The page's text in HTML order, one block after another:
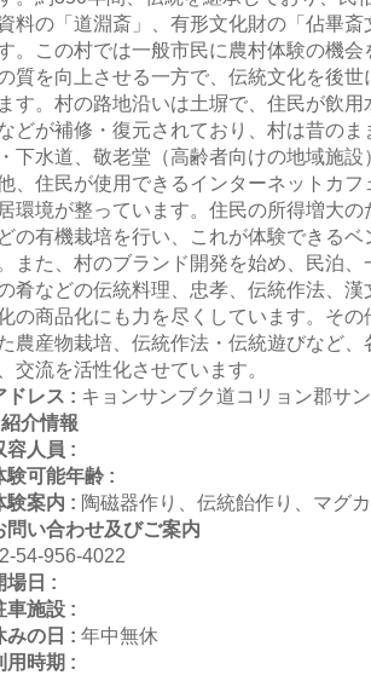
料の「道淵斎」、有形文化財の「佔畢
。この村では一般市民に農村体験の機
質を向上させる一方で、伝統文化を後
す。村の路地沿いは土塀で、住民が飲
どが補修・復元されており、村は昔の
・下水道、敬老堂（高齢者向けの地域施
、住民が使用できるインターネットカ
環境が整っています。住民の所得増大
の有機栽培を行い、これが体験できる
また、村のブランド開発を始め、民泊
肴などの伝統料理、忠孝、伝統作法、
の商品化にも力を尽くしています。そ
農産物栽培、伝統作法・伝統遊びなど
交流を活性化させています。
ドレス : キョンサンブク道コリョン郡サ
介情報
容人員 :
験可能年齢 :
験案内 : 陶磁器作り、伝統飴作り、マグ
問い合わせ及びご案内
54-956-4022
場日 :
車施設 :
みの日 : 年中無休
用時期 :